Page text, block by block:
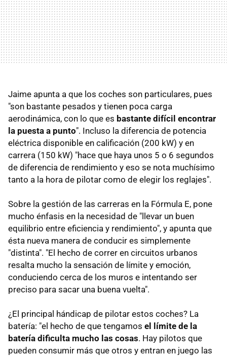
Jaime apunta a que los coches son particulares, pues
"son bastante pesados y tienen poca carga
aerodinámica, con lo que es bastante difícil encontrar
la puesta a punto". Incluso la diferencia de potencia
eléctrica disponible en calificación (200 kW) y en
carrera (150 kW) "hace que haya unos 5 o 6 segundos
de diferencia de rendimiento y eso se nota muchísimo
tanto a la hora de pilotar como de elegir los reglajes".
Sobre la gestión de las carreras en la Fórmula E, pone
mucho énfasis en la necesidad de "llevar un buen
equilibrio entre eficiencia y rendimiento", y apunta que
ésta nueva manera de conducir es simplemente
"distinta". "El hecho de correr en circuitos urbanos
resalta mucho la sensación de límite y emoción,
conduciendo cerca de los muros e intentando ser
preciso para sacar una buena vuelta".
¿El principal hándicap de pilotar estos coches? La
batería: "el hecho de que tengamos el límite de la
batería dificulta mucho las cosas. Hay pilotos que
pueden consumir más que otros y entran en juego las